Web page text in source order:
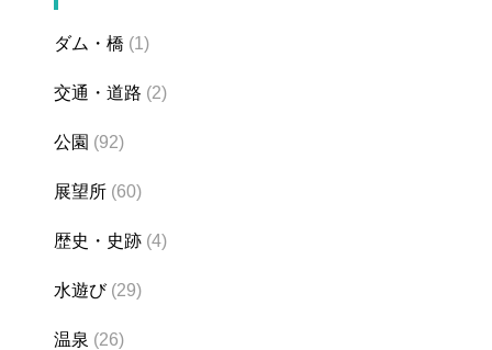
ダム・橋 (1)
交通・道路 (2)
公園 (92)
展望所 (60)
歴史・史跡 (4)
水遊び(29)
温泉 (26)